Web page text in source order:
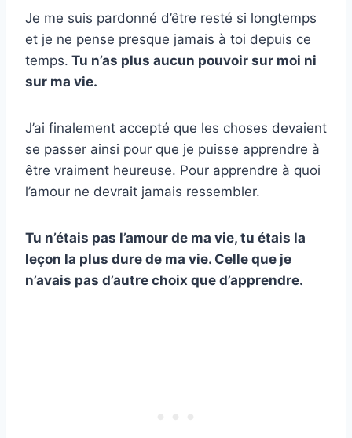
Je me suis pardonné d’être resté si longtemps
et je ne pense presque jamais à toi depuis ce
temps. Tu n’as plus aucun pouvoir sur moi ni
sur ma vie.
J’ai finalement accepté que les choses devaient
se passer ainsi pour que je puisse apprendre à
être vraiment heureuse. Pour apprendre à quoi
l’amour ne devrait jamais ressembler.
Tu n’étais pas l’amour de ma vie, tu étais la
leçon la plus dure de ma vie. Celle que je
n’avais pas d’autre choix que d’apprendre.